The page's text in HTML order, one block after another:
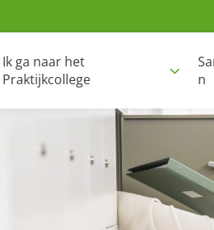
Ik ga naar het
Praktijkcollege
n